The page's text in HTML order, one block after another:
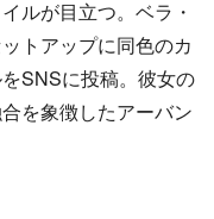
ルが目立つ。ベラ・
トアップに同色のカ
SNSに投稿。彼女の
を象徴したアーバン